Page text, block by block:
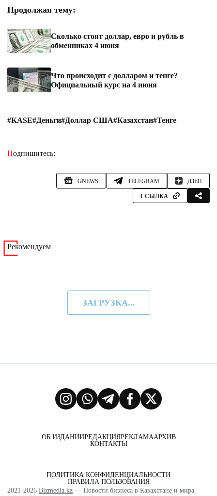
Продолжая тему:
Сколько стоят доллар, евро и рубль в
обменниках 4 июня
Что происходит с долларом и тенге?
Официальный курс на 4 июня
#KASE#Деньги#Доллар США#Казахстан#Тенге
Подпишитесь:
GNEWS TELEGRAM ДЗЕН
ССЫЛКА
Рекомендуем
ЗАГРУЗКА...
ОБ ИЗДАНИИРЕДАКЦИЯРЕКЛАМААРХИВ
КОНТАКТЫ
ПОЛИТИКА КОНФИДЕНЦИАЛЬНОСТИ
ПРАВИЛА ПОЛЬЗОВАНИЯ
2021-2026 Bizmedia.kz — Новости бизнеса в Казахстане и мира.